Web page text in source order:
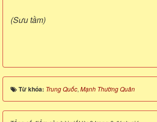
(Sưu tầm)
Từ khóa: Trung Quốc, Mạnh Thường Quân